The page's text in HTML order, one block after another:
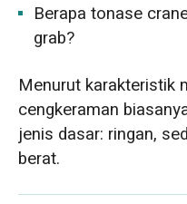
Berapa tonase
grab?
Menurut karakteristik
cengkeraman
jenis dasar: ringan,
berat.